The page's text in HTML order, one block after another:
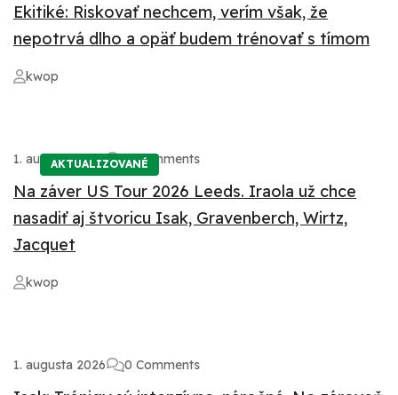
Ekitiké: Riskovať nechcem, verím však, že
nepotrvá dlho a opäť budem trénovať s tímom
kwop
AKTUALIZOVANÉ
1. augusta 2026 0 Comments
Na záver US Tour 2026 Leeds. Iraola už chce
nasadiť aj štvoricu Isak, Gravenberch, Wirtz,
Jacquet
kwop
1. augusta 2026 0 Comments